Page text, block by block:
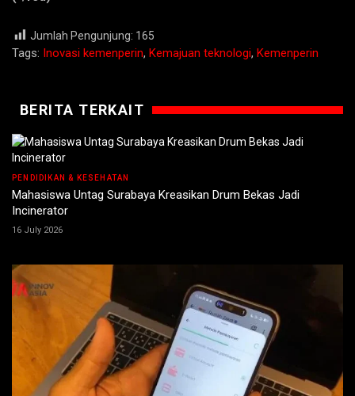
Jumlah Pengunjung: 165
Tags: Inovasi kemenperin, Kemajuan teknologi, Kemenperin
BERITA TERKAIT
PENDIDIKAN & KESEHATAN
Mahasiswa Untag Surabaya Kreasikan Drum Bekas Jadi
Incinerator
16 July 2026